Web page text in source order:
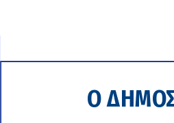
Ο ΔΗΜΟΣ